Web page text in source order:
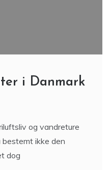
i Danmark
og vandreture
bestemt ikke den
dog